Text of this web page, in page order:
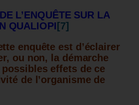
L’ENQUÊTE SUR LA
QUALIOPI [7]
enquête est d’éclairer
ou non, la démarche
effets de ce
de l’organisme de